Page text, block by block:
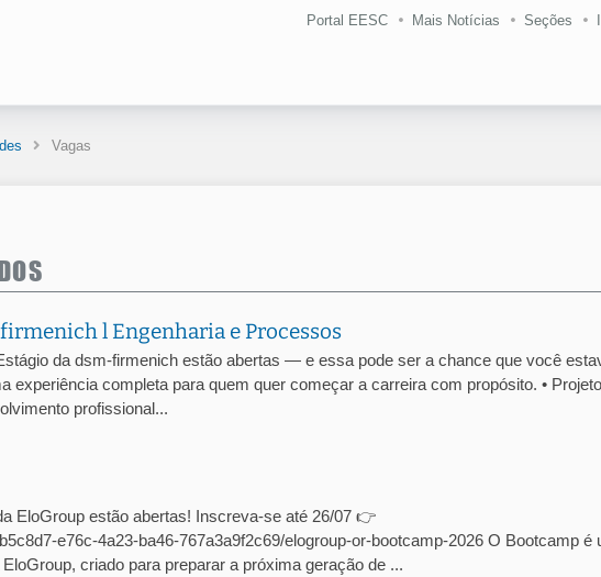
Portal EESC Mais Notícias Seções
Vagas
l Engenharia e Processos
da dsm-firmenich estão abertas — e essa pode ser a chance que você
experiência completa para quem quer começar a carreira com propósito. •
profissional...
EloGroup estão abertas! Inscreva-se até 26/07 👉
e76c-4a23-ba46-767a3a9f2c69/elogroup-or-bootcamp-2026 O Bootcamp é
criado para preparar a próxima geração de ...